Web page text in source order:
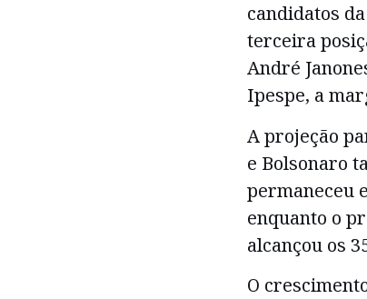
candidatos
terceira
André
Ipespe, a
A projeção
e Bolsonaro
permaneceu
enquanto o
alcançou os
O